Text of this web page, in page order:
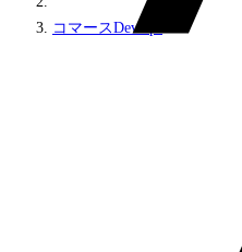
コマースDevOps